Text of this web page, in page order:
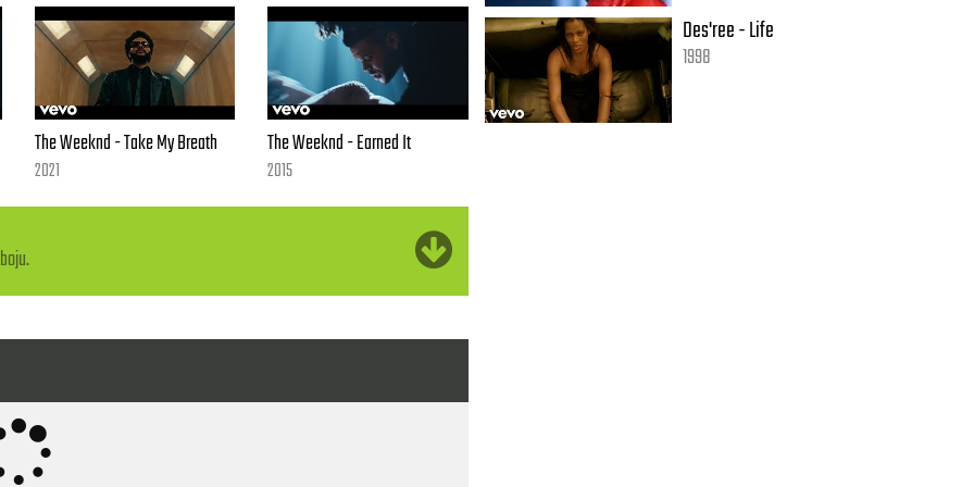
The Weeknd - Take My Breath
2021
The Weeknd - Earned It
2015
Des'ree - Life
1998